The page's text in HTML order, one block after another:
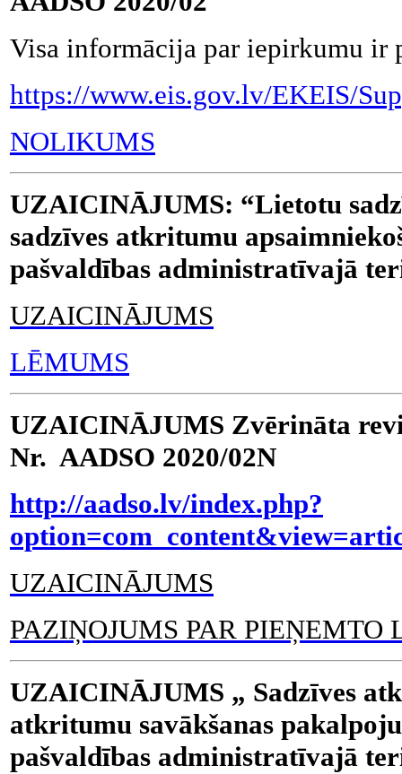
Visa informācija par iepirkumu ir
https://www.eis.gov.lv/EKEIS/
NOLIKUMS
UZAICINĀJUMS: “Lietotu
sadzīves atkritumu
pašvaldības administratīvajā
UZAICINĀJUMS
LĒMUMS
UZAICINĀJUMS Zvērināta
Nr. AADSO 2020/02N
http://aadso.lv/index.php?
UZAICINĀJUMS
PAZIŅOJUMS PAR
UZAICINĀJUMS „ Sadzīves
atkritumu savākšanas
pašvaldības administratīvajā